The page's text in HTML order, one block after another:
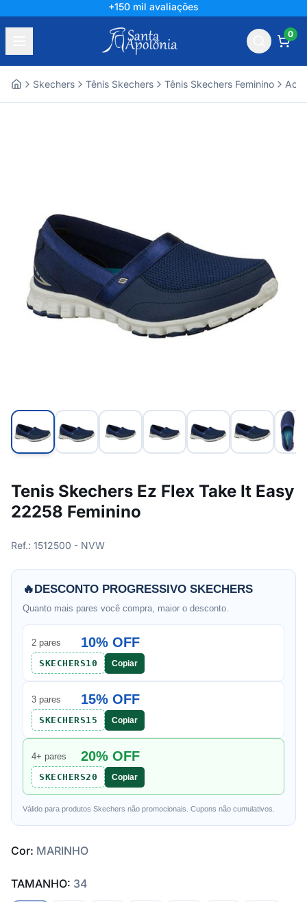
+150 mil avaliações
0
Skechers Tênis Skechers Tênis Skechers Feminino
Tenis Skechers Ez Flex Take It Easy
22258 Feminino
Ref.: 1512500 - NVW
🔥DESCONTO PROGRESSIVO SKECHERS
Quanto mais pares você compra, maior o desconto.
2 pares 10% OFF
SKECHERS10 Copiar
3 pares 15% OFF
SKECHERS15 Copiar
4+ pares 20% OFF
SKECHERS20 Copiar
Válido para produtos Skechers não promocionais. Cupons não cumulativos.
Cor: MARINHO
TAMANHO: 34